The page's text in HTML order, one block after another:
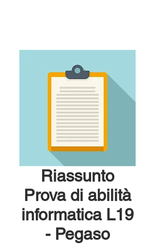
Riassunto
Prova di abilità
informatica L19
- Pegaso